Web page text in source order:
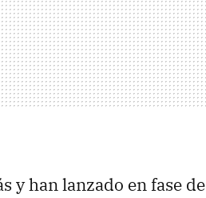
y han lanzado en fase de